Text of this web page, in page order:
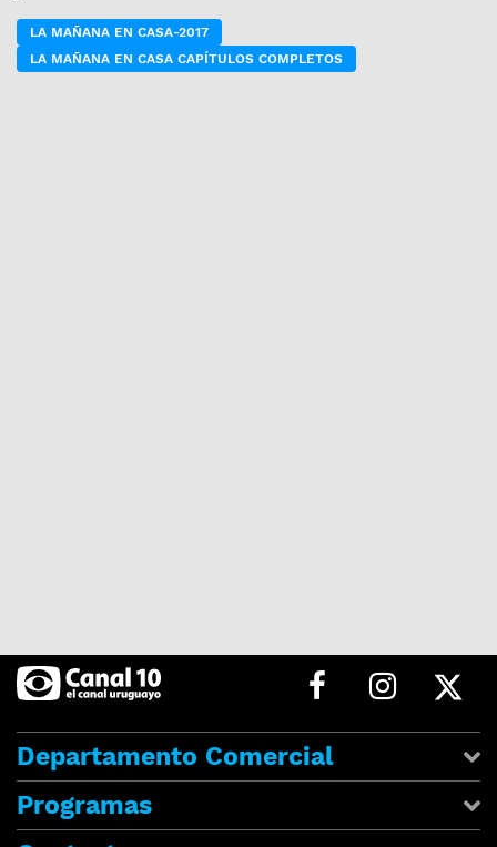
LA MAÑANA EN CASA-2017
LA MAÑANA EN CASA CAPÍTULOS COMPLETOS
Departamento Comercial
Programas